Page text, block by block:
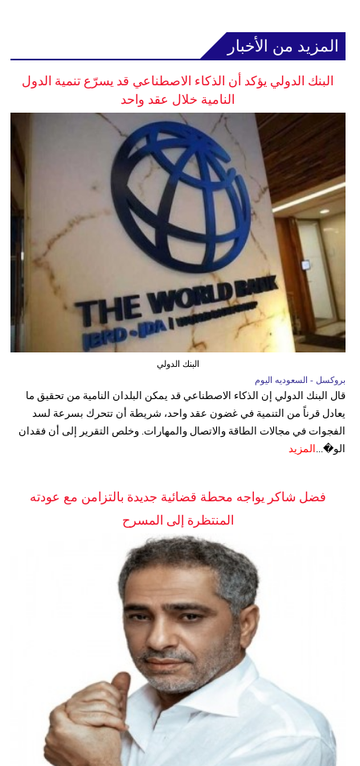
المزيد من الأخبار
البنك الدولي يؤكد أن الذكاء الاصطناعي قد يسرّع تنمية الدول
النامية خلال عقد واحد
البنك الدولي
بروكسل - السعوديه اليوم
قال البنك الدولي إن الذكاء الاصطناعي قد يمكن البلدان النامية من تحقيق ما
يعادل قرناً من التنمية في غضون عقد واحد، شريطة أن تتحرك بسرعة لسد
الفجوات في مجالات الطاقة والاتصال والمهارات. وخلص التقرير إلى أن فقدان
الو�...
المزيد
فضل شاكر يواجه محطة قضائية جديدة بالتزامن مع عودته
المنتظرة إلى المسرح